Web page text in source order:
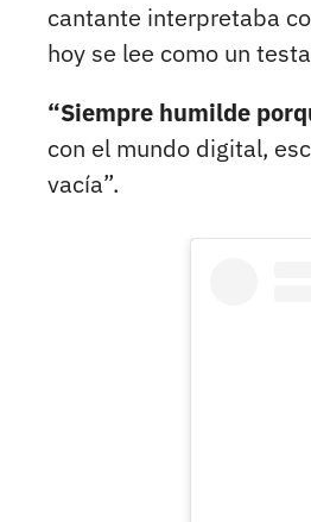
cantante interpretaba
hoy se lee como un
“Siempre humilde
con el mundo digital,
vacía”.